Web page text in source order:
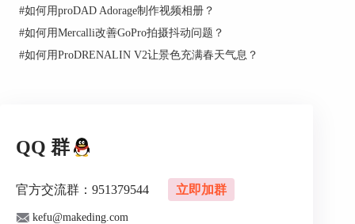
辨率、帧率等信息，方便进行下一步的编辑工作。
图3：导入视频后的主页
#如何用proDAD Adorage制作视频相册？
#如何用Mercalli改善GoPro拍摄抖动问题？
#如何用ProDRENALIN V2让景色充满春天气息？
QQ 群
官方交流群：951379544 立即加群
kefu@makeding.com